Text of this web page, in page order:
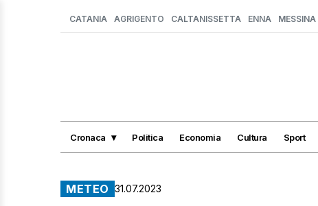
CATANIA AGRIGENTO CALTANISSETTA ENNA MESSINA
Cronaca Politica Economia Cultura Sport
METEO 31.07.2023